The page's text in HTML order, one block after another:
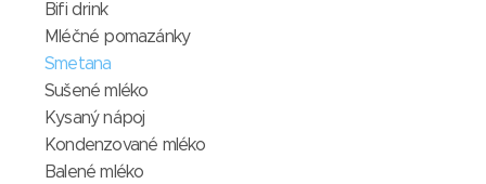
Bifi drink
Mléčné pomazánky
Smetana
Sušené mléko
Kysaný nápoj
Kondenzované mléko
Balené mléko